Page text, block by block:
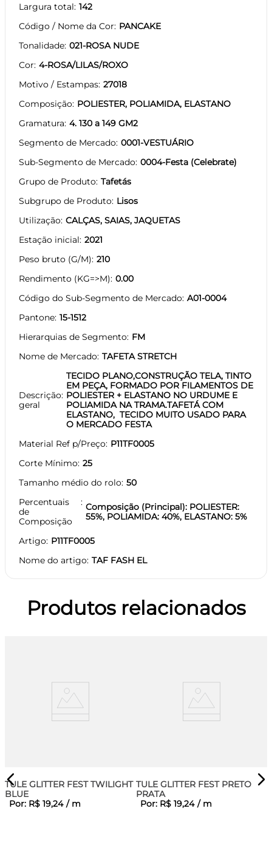
Largura total 142
Código / Nome da Cor PANCAKE
Tonalidade 021-ROSA NUDE
Cor 4-ROSA/LILAS/ROXO
Motivo / Estampas 27018
Composição POLIESTER, POLIAMIDA, ELASTANO
Gramatura 4. 130 a 149 GM2
Segmento de Mercado 0001-VESTUÁRIO
Sub-Segmento de Mercado 0004-Festa (Celebrate)
Grupo de Produto Tafetás
Subgrupo de Produto Lisos
Utilização CALÇAS, SAIAS, JAQUETAS
Estação inicial 2021
Peso bruto (G/M) 210
Rendimento (KG=>M) 0.00
Código do Sub-Segmento de Mercado A01-0004
Pantone 15-1512
Hierarquias de Segmento FM
Nome de Mercado TAFETA STRETCH
Descrição
geral
TECIDO PLANO,CONSTRUÇÃO TELA, TINTO
EM PEÇA, FORMADO POR FILAMENTOS DE
POLIESTER + ELASTANO NO URDUME E
POLIAMIDA NA TRAMA.TAFETÁ COM
ELASTANO, TECIDO MUITO USADO PARA
O MERCADO FESTA
Material Ref p/Preço P11TF0005
Corte Mínimo 25
Tamanho médio do rolo 50
Percentuais
de
Composição
Composição (Principal): POLIESTER:
55%, POLIAMIDA: 40%, ELASTANO: 5%
Artigo P11TF0005
Nome do artigo TAF FASH EL
Produtos relacionados
TULE GLITTER FEST TWILIGHT
BLUE
Por: R$ 19,24 / m
TULE GLITTER FEST PRETO
PRATA
Por: R$ 19,24 / m